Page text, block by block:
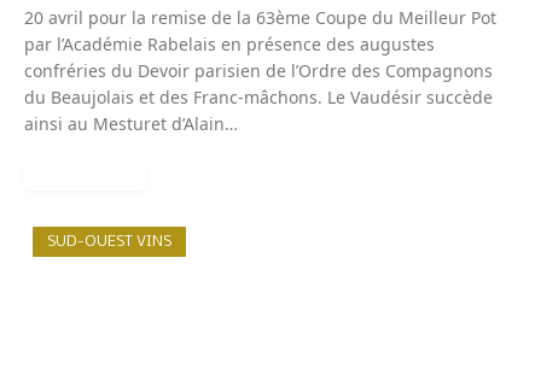
20 avril pour la remise de la 63ème Coupe du Meilleur Pot
par l’Académie Rabelais en présence des augustes
confréries du Devoir parisien de l’Ordre des Compagnons
du Beaujolais et des Franc-mâchons. Le Vaudésir succède
ainsi au Mesturet d’Alain…
SUD-OUEST VINS